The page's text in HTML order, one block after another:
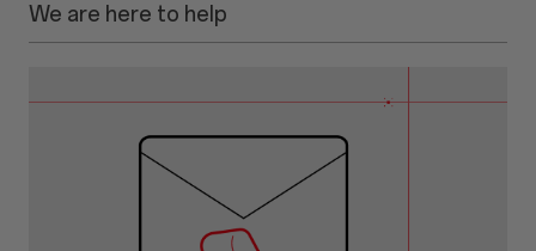
We are here to help